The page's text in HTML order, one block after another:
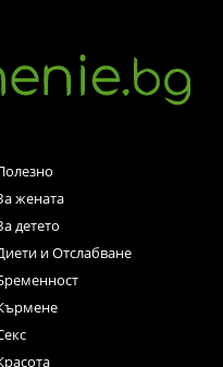
жената
детето
и Отслабване